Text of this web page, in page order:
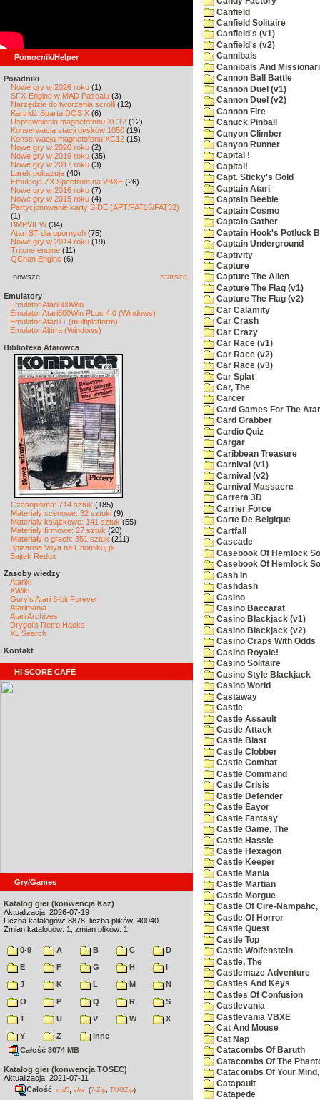
Pomocnik/Helper
Poradniki
Nowe gry w 2026 roku (1)
SFX-Engine w MAD Pascalu (3)
Narzędzie do tworzenia scrolli (12)
Kartridż Sparta DOS X (6)
Usprawnienia magnetofonu XC12 (12)
Konserwacja stacji dysków 1050 (19)
Konserwacja magnetofonu XC12 (15)
Nowe gry w 2020 roku (2)
Nowe gry w 2019 roku (35)
Nowe gry w 2017 roku (3)
Larek pokazuje (40)
Emulacja ZX Spectrum na VBXE (26)
Nowe gry w 2016 roku (7)
Nowe gry w 2015 roku (4)
Partycjonowanie karty SIDE (APT/FAT16/FAT32)
(1)
BMPVIEW(34)
Atari ST dla opornych (75)
Nowe gry w 2014 roku (19)
Tritone engine (11)
QChan Engine (6)
nowsze starsze
Emulatory
Emulator Atari800Win
Emulator Atari800Win PLus 4.0 (Windows)
Emulator Atari++ (multiplatform)
Emulator Altirra (Windows)
Biblioteka Atarowca
Czasopisma: 714 sztuk (185)
Materiały scenowe: 32 sztuki (9)
Materiały książkowe: 141 sztuk (55)
Materiały firmowe: 27 sztuk (20)
Materiały o grach: 351 sztuk (211)
Spiżarnia Voya na Chomikuj.pl
Bajtek Redux
Zasoby wiedzy
Atariki
XWiki
Gury's Atari 8-bit Forever
Atarimania
Atari Archives
Drygol's Retro Hacks
XL Search
Kontakt
HI SCORE CAFÉ
Gry/Games
Katalog gier (konwencja Kaz)
Aktualizacja: 2026-07-19
Liczba katalogów: 8878, liczba plików: 40040
Zmian katalogów: 1, zmian plików: 1
0-9 A B C
D
E
F G H
I
J
K L M
N
O
P Q R
S
T
U V W
X
Y
Z
inne
Całość 3074 MB
Katalog gier (konwencja TOSEC)
Aktualizacja: 2021-07-11
Całość md5 sha (7-Zip TUGZip)
Canfield
Canfield Solitaire
Canfield's (v1)
Canfield's (v2)
Cannibals
Cannibals And
Cannon Ball Battle
Cannon Duel (v1)
Cannon Duel (v2)
Cannon Fire
Canuck Pinball
Canyon Climber
Canyon Runner
Capital !
Capital!
Capt. Sticky's Gold
Captain Atari
Captain Beeble
Captain Cosmo
Captain Gather
Captain Hook's Potluck
Captain Underground
Captivity
Capture
Capture The Alien
Capture The Flag (v1)
Capture The Flag (v2)
Car Calamity
Car Crash
Car Crazy
Car Race (v1)
Car Race (v2)
Car Race (v3)
Car Splat
Car, The
Carcer
Card Games For The
Card Grabber
Cardio Quiz
Cargar
Caribbean Treasure
Carnival (v1)
Carnival (v2)
Carnival Massacre
Carrera 3D
Carrier Force
Carte De Belgique
Cartfall
Cascade
Casebook Of Hemlock
Casebook Of Hemlock
Cash In
Cashdash
Casino
Casino Baccarat
Casino Blackjack (v1)
Casino Blackjack (v2)
Casino Craps With Odds
Casino Royale!
Casino Solitaire
Casino Style Blackjack
Casino World
Castaway
Castle
Castle Assault
Castle Attack
Castle Blast
Castle Clobber
Castle Combat
Castle Command
Castle Crisis
Castle Defender
Castle Eayor
Castle Fantasy
Castle Game, The
Castle Hassle
Castle Hexagon
Castle Keeper
Castle Mania
Castle Martian
Castle Morgue
Castle Of Cire-Nampahc,
Castle Of Horror
Castle Quest
Castle Top
Castle Wolfenstein
Castle, The
Castlemaze Adventure
Castles And Keys
Castles Of Confusion
Castlevania
Castlevania VBXE
Cat And Mouse
Cat Nap
Catacombs Of Baruth
Catacombs Of The
Catacombs Of Your
Catapault
Catapede